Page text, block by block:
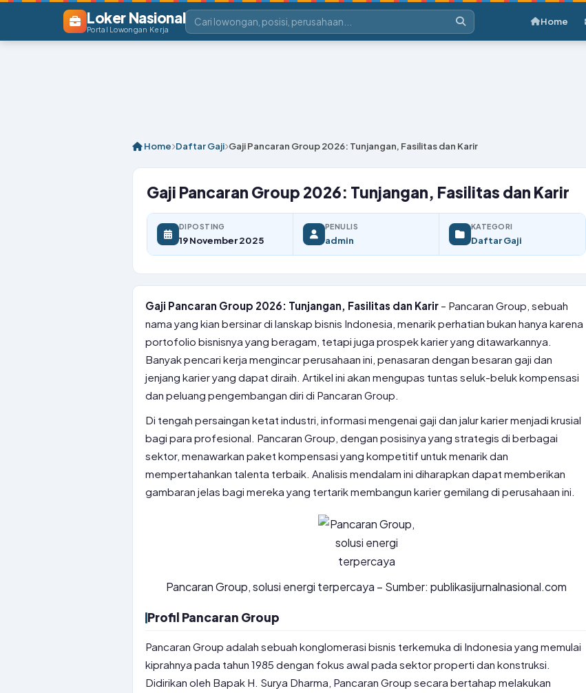
Loker Nasional
Portal Lowongan Kerja
Home
Home Daftar Gaji Gaji Pancaran Group 2026: Tunjangan, Fasilitas dan Karir
Gaji Pancaran Group 2026: Tunjangan, Fasilitas dan Karir
DIPOSTING
19 November 2025
PENULIS
admin
KATEGORI
Daftar Gaji
Gaji Pancaran Group 2026: Tunjangan, Fasilitas dan Karir – Pancaran Group, sebuah
nama yang kian bersinar di lanskap bisnis Indonesia, menarik perhatian bukan hanya karena
portofolio bisnisnya yang beragam, tetapi juga prospek karier yang ditawarkannya.
Banyak pencari kerja mengincar perusahaan ini, penasaran dengan besaran gaji dan
jenjang karier yang dapat diraih. Artikel ini akan mengupas tuntas seluk-beluk kompensasi
dan peluang pengembangan diri di Pancaran Group.
Di tengah persaingan ketat industri, informasi mengenai gaji dan jalur karier menjadi krusial
bagi para profesional. Pancaran Group, dengan posisinya yang strategis di berbagai
sektor, menawarkan paket kompensasi yang kompetitif untuk menarik dan
mempertahankan talenta terbaik. Analisis mendalam ini diharapkan dapat memberikan
gambaran jelas bagi mereka yang tertarik membangun karier gemilang di perusahaan ini.
Pancaran Group, solusi energi terpercaya – Sumber: publikasijurnalnasional.com
Profil Pancaran Group
Pancaran Group adalah sebuah konglomerasi bisnis terkemuka di Indonesia yang memulai
kiprahnya pada tahun 1985 dengan fokus awal pada sektor properti dan konstruksi.
Didirikan oleh Bapak H. Surya Dharma, Pancaran Group secara bertahap melakukan